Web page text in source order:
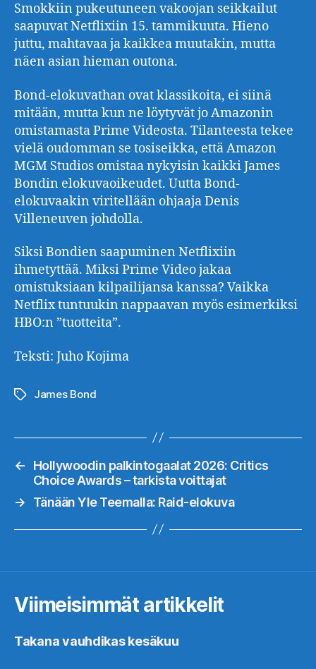
Smokkiin pukeutuneen vakoojan seikkailut
saapuvat Netflixiin 15. tammikuuta. Hieno
juttu, mahtavaa ja kaikkea muutakin, mutta
näen asian hieman outona.
Bond-elokuvathan ovat klassikoita, ei siinä
mitään, mutta kun ne löytyvät jo Amazonin
omistamasta Prime Videosta. Tilanteesta tekee
vielä oudomman se tosiseikka, että Amazon
MGM Studios omistaa nykyisin kaikki James
Bondin elokuvaoikeudet. Uutta Bond-
elokuvaakin viritellään ohjaaja Denis
Villeneuven johdolla.
Siksi Bondien saapuminen Netflixiin
ihmetyttää. Miksi Prime Video jakaa
omistuksiaan kilpailijansa kanssa? Vaikka
Netflix tuntuukin nappaavan myös esimerkiksi
HBO:n ”tuotteita”.
Teksti: Juho Kojima
Avainsanat
James Bond
←
Hollywoodin palkintogaalat 2026: Critics
Choice Awards – tarkista voittajat
→
Tänään Yle Teemalla: Raid-elokuva
Viimeisimmät artikkelit
Takana vauhdikas kesäkuu